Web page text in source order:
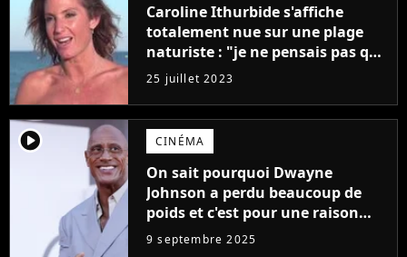
Caroline Ithurbide s'affiche
totalement nue sur une plage
naturiste : "je ne pensais pas que
j'arriverais à le faire..."
25 juillet 2023
player2 CINÉMA
On sait pourquoi Dwayne
Johnson a perdu beaucoup de
poids et c'est pour une raison
importante
9 septembre 2025